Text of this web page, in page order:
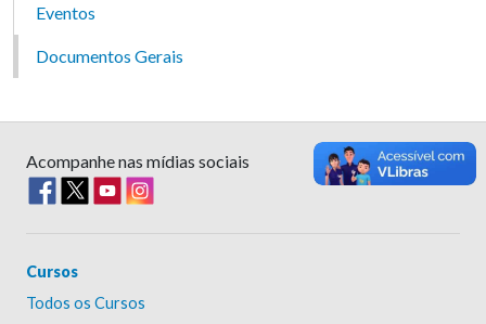
Eventos
Documentos Gerais
Acompanhe nas mídias sociais
Cursos
Todos os Cursos